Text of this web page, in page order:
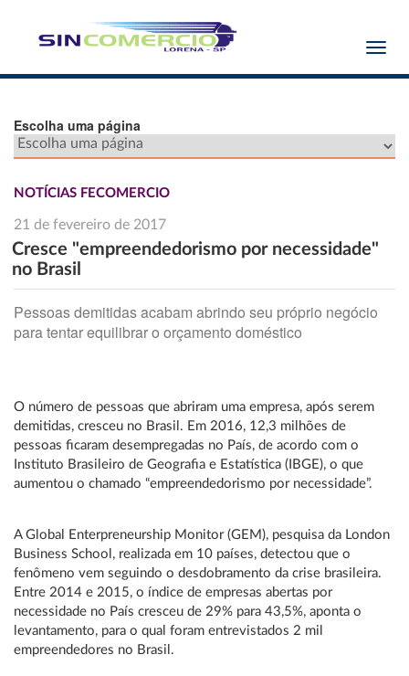
Escolha uma página
NOTÍCIAS FECOMERCIO
21 de fevereiro de 2017
Cresce "empreendedorismo por necessidade"
no Brasil
Pessoas demitidas acabam abrindo seu próprio negócio
para tentar equilibrar o orçamento doméstico
O número de pessoas que abriram uma empresa, após serem
demitidas, cresceu no Brasil. Em 2016, 12,3 milhões de
pessoas ficaram desempregadas no País, de acordo com o
Instituto Brasileiro de Geografia e Estatística (IBGE), o que
aumentou o chamado “empreendedorismo por necessidade”.
A Global Enterpreneurship Monitor (GEM), pesquisa da London
Business School, realizada em 10 países, detectou que o
fenômeno vem seguindo o desdobramento da crise brasileira.
Entre 2014 e 2015, o índice de empresas abertas por
necessidade no País cresceu de 29% para 43,5%, aponta o
levantamento, para o qual foram entrevistados 2 mil
empreendedores no Brasil.